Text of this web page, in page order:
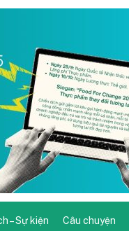
– Sự kiện Câu chuyện